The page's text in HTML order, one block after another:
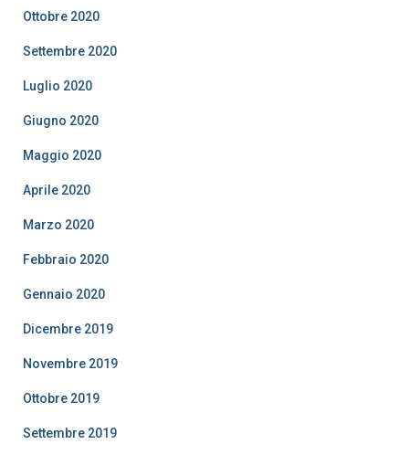
Ottobre 2020
Settembre 2020
Luglio 2020
Giugno 2020
Maggio 2020
Aprile 2020
Marzo 2020
Febbraio 2020
Gennaio 2020
Dicembre 2019
Novembre 2019
Ottobre 2019
Settembre 2019